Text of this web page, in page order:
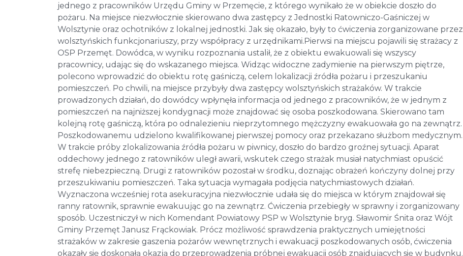
jednego z pracowników Urzędu Gminy w Przemęcie, z którego wynikało że w obiekcie doszło do
pożaru. Na miejsce niezwłocznie skierowano dwa zastępcy z Jednostki Ratowniczo-Gaśniczej w
Wolsztynie oraz ochotników z lokalnej jednostki. Jak się okazało, były to ćwiczenia zorganizowane przez
wolsztyńskich funkcjonariuszy, przy współpracy z urzędnikami.Pierwsi na miejscu pojawili się strażacy z
OSP Przemęt. Dowódca, w wyniku rozpoznania ustalił, że z obiektu ewakuowali się wszyscy
pracownicy, udając się do wskazanego miejsca. Widząc widoczne zadymienie na pierwszym piętrze,
polecono wprowadzić do obiektu rotę gaśniczą, celem lokalizacji źródła pożaru i przeszukaniu
pomieszczeń. Po chwili, na miejsce przybyły dwa zastępcy wolsztyńskich strażaków. W trakcie
prowadzonych działań, do dowódcy wpłynęła informacja od jednego z pracowników, że w jednym z
pomieszczeń na najniższej kondygnacji może znajdować się osoba poszkodowana. Skierowano tam
kolejną rotę gaśniczą, która po odnalezieniu nieprzytomnego mężczyzny ewakuowała go na zewnątrz.
Poszkodowanemu udzielono kwalifikowanej pierwszej pomocy oraz przekazano służbom medycznym.
W trakcie próby zlokalizowania źródła pożaru w piwnicy, doszło do bardzo groźnej sytuacji. Aparat
oddechowy jednego z ratowników uległ awarii, wskutek czego strażak musiał natychmiast opuścić
strefę niebezpieczną. Drugi z ratowników pozostał w środku, doznając obrażeń kończyny dolnej przy
przeszukiwaniu pomieszczeń. Taka sytuacja wymagała podjęcia natychmiastowych działań.
Wyznaczona wcześniej rota asekuracyjna niezwłocznie udała się do miejsca w którym znajdował się
ranny ratownik, sprawnie ewakuując go na zewnątrz. Ćwiczenia przebiegły w sprawny i zorganizowany
sposób. Uczestniczył w nich Komendant Powiatowy PSP w Wolsztynie bryg. Sławomir Śnita oraz Wójt
Gminy Przemęt Janusz Frąckowiak. Prócz możliwość sprawdzenia praktycznych umiejętności
strażaków w zakresie gaszenia pożarów wewnętrznych i ewakuacji poszkodowanych osób, ćwiczenia
okazały się doskonałą okazją do przeprowadzenia próbnej ewakuacji osób znajdujących się w budynku.